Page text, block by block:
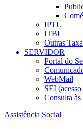
IPTU
ITBI
Outras
SERVIDOR
Portal do
WebMail
SEI
Consulta
Assistência Social